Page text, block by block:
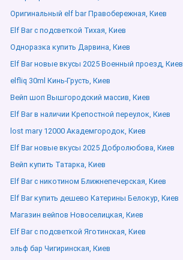
Оригинальный elf bar Правобережная, Киев
Elf Bar с подсветкой Тихая, Киев
Одноразка купить Дарвина, Киев
Elf Bar новые вкусы 2025 Военный проезд, Киев
elfliq 30ml Кинь-Грусть, Киев
Вейп шоп Вышгородский массив, Киев
Elf Bar в наличии Крепостной переулок, Киев
lost mary 12000 Академгородок, Киев
Elf Bar новые вкусы 2025 Добролюбова, Киев
Вейп купить Татарка, Киев
Elf Bar с никотином Ближнепечерская, Киев
Elf Bar купить дешево Катерины Белокур, Киев
Магазин вейпов Новоселицкая, Киев
Elf Bar с подсветкой Яготинская, Киев
эльф бар Чигиринская, Киев